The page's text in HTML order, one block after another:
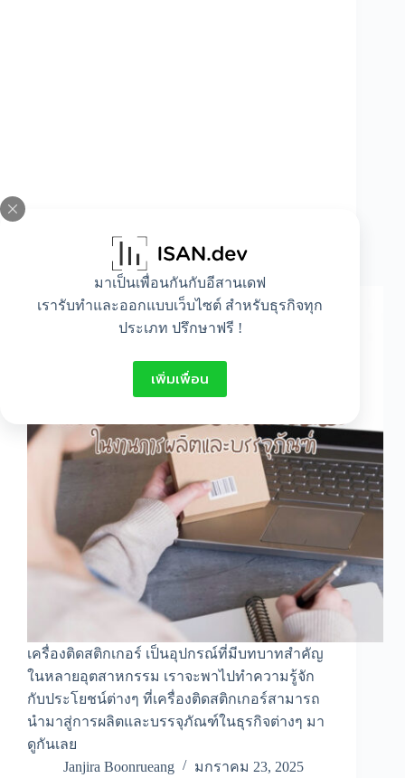
มาเป็นเพื่อนกันกับอีสานเดฟ
เรารับทำและออกแบบเว็บไซต์ สำหรับธุรกิจทุก
ประเภท ปรึกษาฟรี !
เพิ่มเพื่อน
ประโยชน์ของเครื่องติดสติกเกอร์ในงานการผลิต
และบรรจุภัณฑ์
เครื่องติดสติกเกอร์ เป็นอุปกรณ์ที่มีบทบาทสำคัญ
ในหลายอุตสาหกรรม เราจะพาไปทำความรู้จัก
กับประโยชน์ต่างๆ ที่เครื่องติดสติกเกอร์สามารถ
นำมาสู่การผลิตและบรรจุภัณฑ์ในธุรกิจต่างๆ มา
ดูกันเลย
Janjira Boonrueang
มกราคม 23, 2025